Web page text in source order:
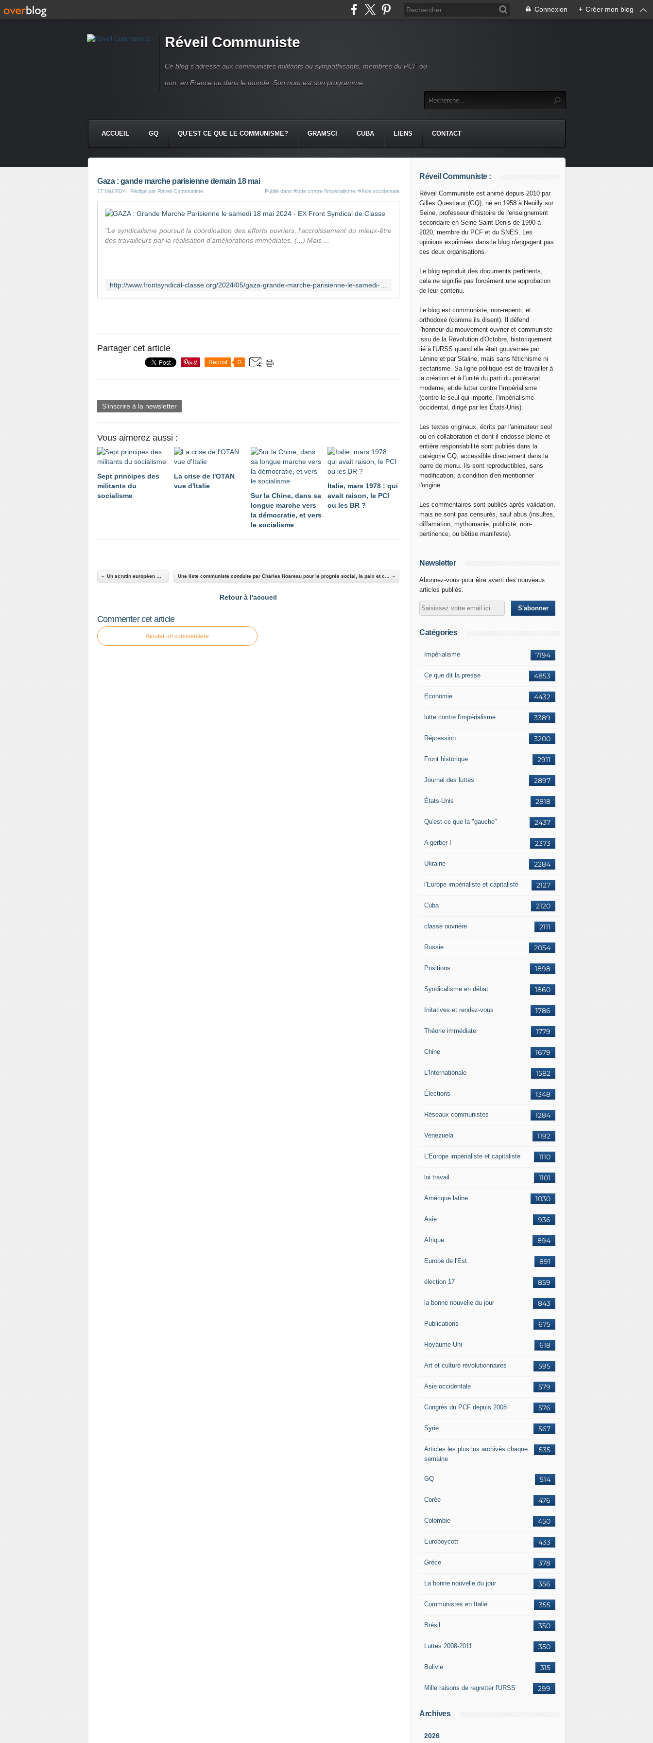
Connexion + Créer mon blog
Réveil Communiste
Ce blog s'adresse aux communistes militants ou sympathisants, membres du PCF ou
non, en France ou dans le monde. Son nom est son programme.
ACCUEIL GQ QU'EST CE QUE LE COMMUNISME? GRAMSCI CUBA LIENS CONTACT
Gaza : gande marche parisienne demain 18 mai
17 Mai 2024 , Rédigé par Réveil Communiste Publié dans #lutte contre l'impérialisme #Asie occidentale
GAZA : Grande Marche Parisienne le samedi 18 mai 2024 - EX Front
"Le syndicalisme poursuit la coordination des efforts ouvriers, l'accroissement du mieux-être
des travailleurs par la réalisation d'améliorations immédiates. (...) Mais ...
Partager cet article
Repost 0
S'inscrire à la newsletter
Vous aimerez aussi :
Sept principes des
militants du
socialisme
La crise de l'OTAN
vue d'Italie
Sur la Chine, dans sa
longue marche vers
la démocratie, et vers
le socialisme
Italie, mars 1978 : qui
avait raison, le PCI
ou les BR ?
Retour à l'accueil
Commenter cet article
Ajouter un commentaire
Réveil Communiste :
Réveil Communiste est animé depuis 2010 par
Gilles Questiaux (GQ), né en 1958 à Neuilly sur
Seine, professeur d'histoire de l'enseignement
secondaire en Seine Saint-Denis de 1990 à
2020, membre du PCF et du SNES. Les
opinions exprimées dans le blog n'engagent pas
ces deux organisations.
Le blog reproduit des documents pertinents,
cela ne signifie pas forcément une approbation
de leur contenu.
Le blog est communiste, non-repenti, et
orthodoxe (comme ils disent). Il défend
l'honneur du mouvement ouvrier et communiste
issu de la Révolution d'Octobre, historiquement
lié à l'URSS quand elle était gouvernée par
Lénine et par Staline, mais sans fétichisme ni
sectarisme. Sa ligne politique est de travailler à
la création et à l'unité du parti du prolétariat
moderne, et de lutter contre l'impérialisme
(contre le seul qui importe, l'impérialisme
occidental, dirigé par les États-Unis).
Les textes originaux, écrits par l'animateur seul
ou en collaboration et dont il endosse pleine et
entière responsabilité sont publiés dans la
catégorie GQ, accessible directement dans la
barre de menu. Ils sont reproductibles, sans
modification, à condition d'en mentionner
l'origine.
Les commentaires sont publiés après validation,
mais ne sont pas censurés, sauf abus (insultes,
diffamation, mythomanie, publicité, non-
pertinence, ou bêtise manifeste).
Newsletter
Abonnez-vous pour être averti des nouveaux
articles publiés.
Catégories
7194
Impérialisme
4853
Ce que dit la presse
4432
Economie
3389
lutte contre l'impérialisme
3200
Répression
2911
Front historique
2897
Journal des luttes
2818
États-Unis
2437
Qu'est-ce que la "gauche"
2373
A gerber !
2284
Ukraine
2127
l'Europe impérialiste et capitaliste
2120
Cuba
2111
classe ouvrière
2054
Russie
1898
Positions
1860
Syndicalisme en débat
1786
Initatives et rendez-vous
1779
Théorie immédiate
1679
Chine
1582
L'Internationale
1348
Élections
1284
Réseaux communistes
1192
Venezuela
1110
L'Europe impérialiste et capitaliste
1101
loi travail
1030
Amérique latine
936
Asie
894
Afrique
891
Europe de l'Est
859
élection 17
843
la bonne nouvelle du jour
675
Publications
618
Royaume-Uni
595
Art et culture révolutionnaires
579
Asie occidentale
576
Congrès du PCF depuis 2008
567
Syrie
535
Articles les plus lus archivés chaque
semaine
514
GQ
476
Corée
450
Colombie
433
Euroboycott
378
Grèce
356
La bonne nouvelle du jour
355
Communistes en Italie
350
Brésil
350
Luttes 2008-2011
315
Bolivie
299
Mille raisons de regretter l'URSS
Archives
2026